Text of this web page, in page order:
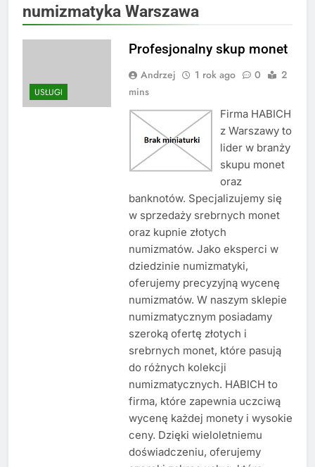
numizmatyka Warszawa
USŁUGI
Profesjonalny skup monet
Andrzej 1 rok ago 0
2
mins
Firma HABICH
z Warszawy to
lider w branży
skupu monet
oraz
banknotów. Specjalizujemy się
w sprzedaży srebrnych monet
oraz kupnie złotych
numizmatów. Jako eksperci w
dziedzinie numizmatyki,
oferujemy precyzyjną wycenę
numizmatów. W naszym sklepie
numizmatycznym posiadamy
szeroką ofertę złotych i
srebrnych monet, które pasują
do różnych kolekcji
numizmatycznych. HABICH to
firma, które zapewnia uczciwą
wycenę każdej monety i wysokie
ceny. Dzięki wieloletniemu
doświadczeniu, oferujemy